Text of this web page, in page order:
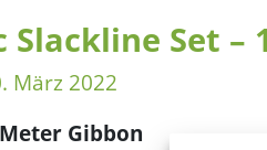
Set –
März 2022
Gibbon